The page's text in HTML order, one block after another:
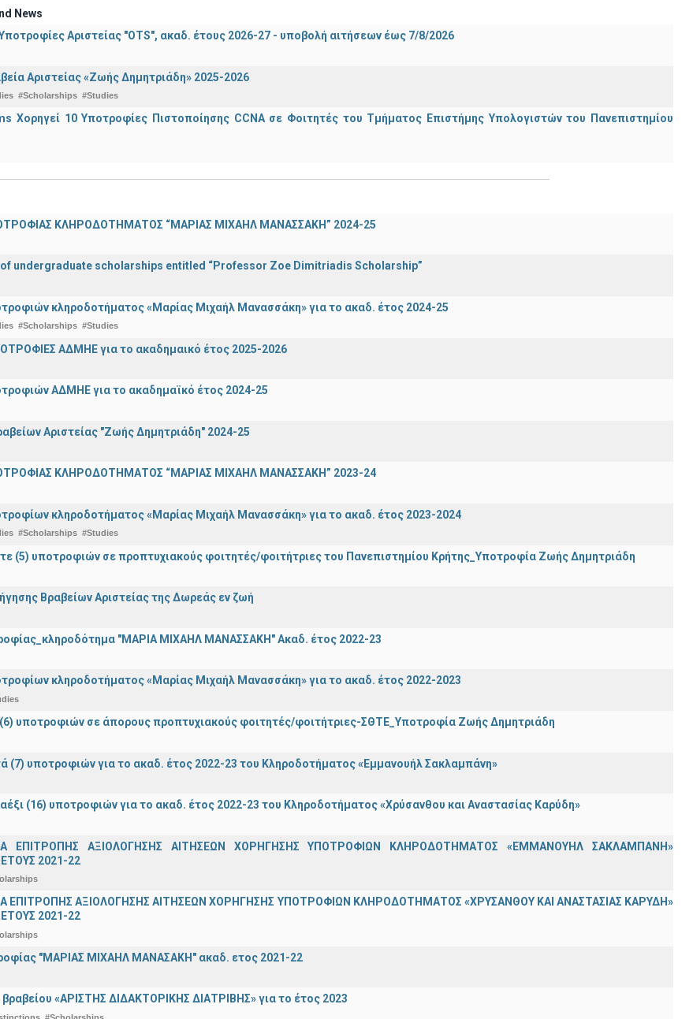
News
Αριστείας "OTS", ακαδ. έτους 2026-27 - υποβολή αιτήσεων έως 7/8/2026
Αριστείας «Ζωής Δημητριάδη» 2025-2026
#Scholarships #Studies
Χορηγεί 10 Υποτροφίες Πιστοποίησης CCNA σε Φοιτητές του Τμήματος Επιστήμης Υπολογιστών του Πανεπιστημίου
ΚΛΗΡΟΔΟΤΗΜΑΤΟΣ “ΜΑΡΙΑΣ ΜΙΧΑΗΛ ΜΑΝΑΣΣΑΚΗ” 2024-25
undergraduate scholarships entitled “Professor Zoe Dimitriadis Scholarship”
κληροδοτήματος «Μαρίας Μιχαήλ Μανασσάκη» για το ακαδ. έτος 2024-25
#Scholarships #Studies
ΑΔΜΗΕ για το ακαδημαικό έτος 2025-2026
ΑΔΜΗΕ για το ακαδημαϊκό έτος 2024-25
Αριστείας "Ζωής Δημητριάδη" 2024-25
ΚΛΗΡΟΔΟΤΗΜΑΤΟΣ “ΜΑΡΙΑΣ ΜΙΧΑΗΛ ΜΑΝΑΣΣΑΚΗ” 2023-24
κληροδοτήματος «Μαρίας Μιχαήλ Μανασσάκη» για το ακαδ. έτος 2023-2024
#Scholarships #Studies
(5) υποτροφιών σε προπτυχιακούς φοιτητές/φοιτήτριες του Πανεπιστημίου Κρήτης_Υποτροφία Ζωής Δημητριάδη
Βραβείων Αριστείας της Δωρεάς εν ζωή
"ΜΑΡΙΑ ΜΙΧΑΗΛ ΜΑΝΑΣΣΑΚΗ" Ακαδ. έτος 2022-23
κληροδοτήματος «Μαρίας Μιχαήλ Μανασσάκη» για το ακαδ. έτος 2022-2023
(6) υποτροφιών σε άπορους προπτυχιακούς φοιτητές/φοιτήτριες-ΣΘΤΕ_Υποτροφία Ζωής Δημητριάδη
(7) υποτροφιών για το ακαδ. έτος 2022-23 του Κληροδοτήματος «Εμμανουήλ Σακλαμπάνη»
(16) υποτροφιών για το ακαδ. έτος 2022-23 του Κληροδοτήματος «Χρύσανθου και Αναστασίας Καρύδη»
ΕΠΙΤΡΟΠΗΣ ΑΞΙΟΛΟΓΗΣΗΣ ΑΙΤΗΣΕΩΝ ΧΟΡΗΓΗΣΗΣ ΥΠΟΤΡΟΦΙΩΝ ΚΛΗΡΟΔΟΤΗΜΑΤΟΣ «ΕΜΜΑΝΟΥΗΛ ΣΑΚΛΑΜΠΑΝΗ»
2021-22
ΕΠΙΤΡΟΠΗΣ ΑΞΙΟΛΟΓΗΣΗΣ ΑΙΤΗΣΕΩΝ ΧΟΡΗΓΗΣΗΣ ΥΠΟΤΡΟΦΙΩΝ ΚΛΗΡΟΔΟΤΗΜΑΤΟΣ «ΧΡΥΣΑΝΘΟΥ ΚΑΙ ΑΝΑΣΤΑΣΙΑΣ ΚΑΡΥΔΗ»
2021-22
"ΜΑΡΙΑΣ ΜΙΧΑΗΛ ΜΑΝΑΣΑΚΗ" ακαδ. ετος 2021-22
«ΑΡΙΣΤΗΣ ΔΙΔΑΚΤΟΡΙΚΗΣ ΔΙΑΤΡΙΒΗΣ» για το έτος 2023